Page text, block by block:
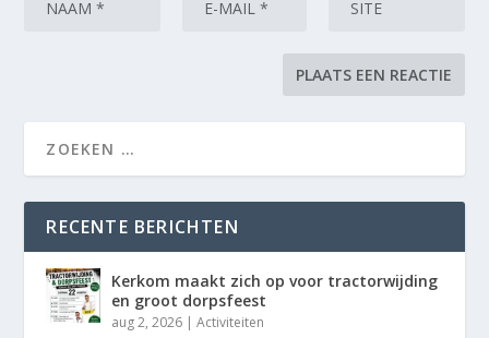
RECENTE BERICHTEN
Kerkom maakt zich op voor tractorwijding
en groot dorpsfeest
aug 2, 2026 |Activiteiten